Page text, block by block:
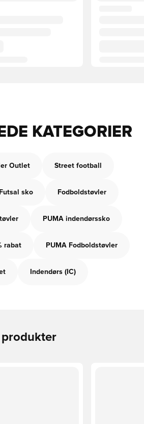
KATEGORIER
Outlet Street football
Futsal sko Fodboldstøvler
PUMA indendørssko
rabat PUMA Fodboldstøvler
Indendørs (IC)
produkter